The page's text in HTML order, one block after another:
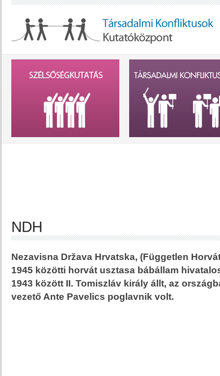
NDH
Nezavisna Država Hrvatska, (Független
1945 közötti horvát usztasa bábállam
1943 között II. Tomiszláv király állt, az
vezető Ante Pavelics poglavnik volt.